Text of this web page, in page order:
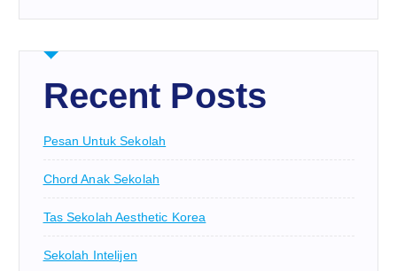
Recent Posts
Pesan Untuk Sekolah
Chord Anak Sekolah
Tas Sekolah Aesthetic Korea
Sekolah Intelijen